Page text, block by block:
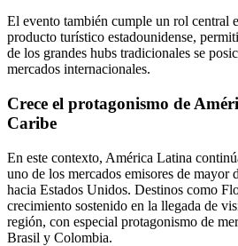
El evento también cumple un rol central
producto turístico estadounidense,
de los grandes hubs tradicionales se
mercados internacionales.
Crece el protagonismo de
Caribe
En este contexto, América Latina
uno de los mercados emisores de mayor
hacia Estados Unidos. Destinos como
crecimiento sostenido en la llegada de
región, con especial protagonismo de
Brasil y Colombia.